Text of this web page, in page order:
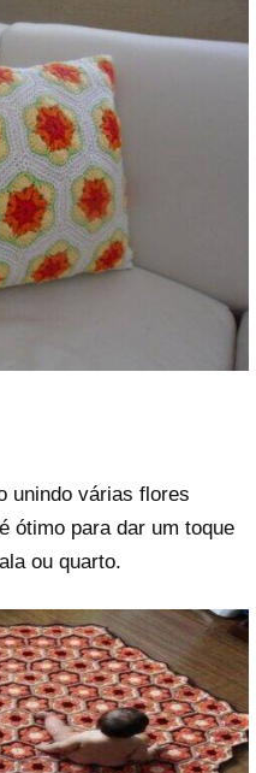
unindo várias flores
ótimo para dar um toque
ou quarto.